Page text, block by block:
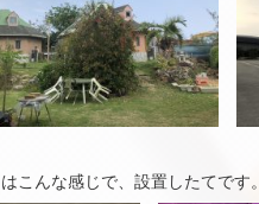
こんな感じで、設置したてです。